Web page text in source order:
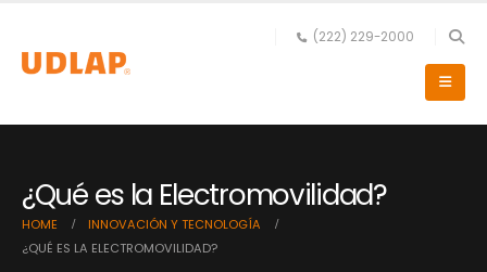
(222) 229-2000
¿Qué es la Electromovilidad?
HOME
INNOVACIÓN Y TECNOLOGÍA
¿QUÉ ES LA ELECTROMOVILIDAD?